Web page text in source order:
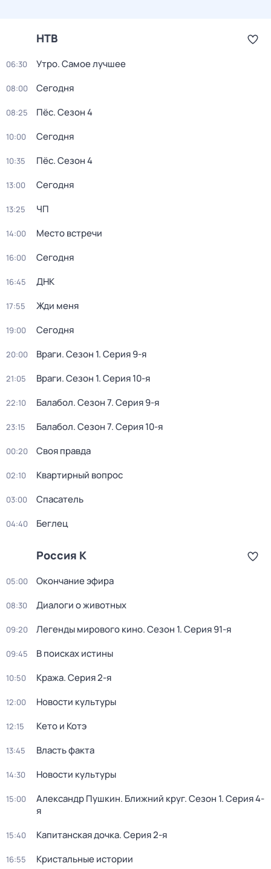
НТВ
06:30 Утро. Самое лучшее
08:00 Сегодня
08:25 Пёс. Сезон 4
10:00 Сегодня
10:35 Пёс. Сезон 4
13:00 Сегодня
13:25 ЧП
14:00 Место встречи
16:00 Сегодня
16:45 ДНК
17:55 Жди меня
19:00 Сегодня
20:00 Враги. Сезон 1. Серия 9-я
21:05 Враги. Сезон 1. Серия 10-я
22:10 Балабол. Сезон 7. Серия 9-я
23:15 Балабол. Сезон 7. Серия 10-я
00:20 Своя правда
02:10 Квартирный вопрос
03:00 Спасатель
04:40 Беглец
Россия К
05:00 Окончание эфира
08:30 Диалоги о животных
09:20 Легенды мирового кино. Сезон 1. Серия 91-я
09:45 В поисках истины
10:50 Кража. Серия 2-я
12:00 Новости культуры
12:15 Кето и Котэ
13:45 Власть факта
14:30 Новости культуры
15:00 Александр Пушкин. Ближний круг. Сезон 1. Серия 4-
я
15:40 Капитанская дочка. Серия 2-я
16:55 Кристальные истории